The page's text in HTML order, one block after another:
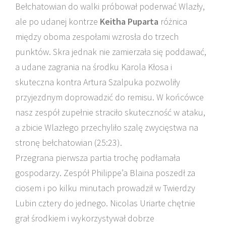
Bełchatowian do walki próbował poderwać Wlazły,
ale po udanej kontrze Keitha Puparta różnica
między oboma zespołami wzrosła do trzech
punktów. Skra jednak nie zamierzała się poddawać,
a udane zagrania na środku Karola Kłosa i
skuteczna kontra Artura Szalpuka pozwoliły
przyjezdnym doprowadzić do remisu. W końcówce
nasz zespół zupełnie straciło skuteczność w ataku,
a zbicie Wlazłego przechyliło szalę zwycięstwa na
stronę bełchatowian (25:23).
Przegrana pierwsza partia trochę podłamała
gospodarzy. Zespół Philippe’a Blaina poszedł za
ciosem i po kilku minutach prowadził w Twierdzy
Lubin cztery do jednego. Nicolas Uriarte chętnie
grał środkiem i wykorzystywał dobrze